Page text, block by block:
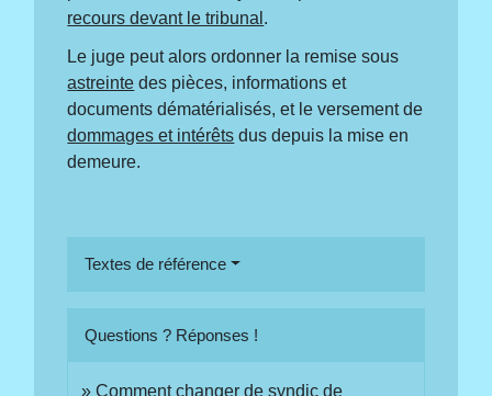
recours devant le tribunal .
Le juge peut alors ordonner la remise sous
astreinte des pièces, informations et
documents dématérialisés, et le versement de
dommages et intérêts dus depuis la mise en
demeure.
Textes de référence
Questions ? Réponses !
Comment changer de syndic de